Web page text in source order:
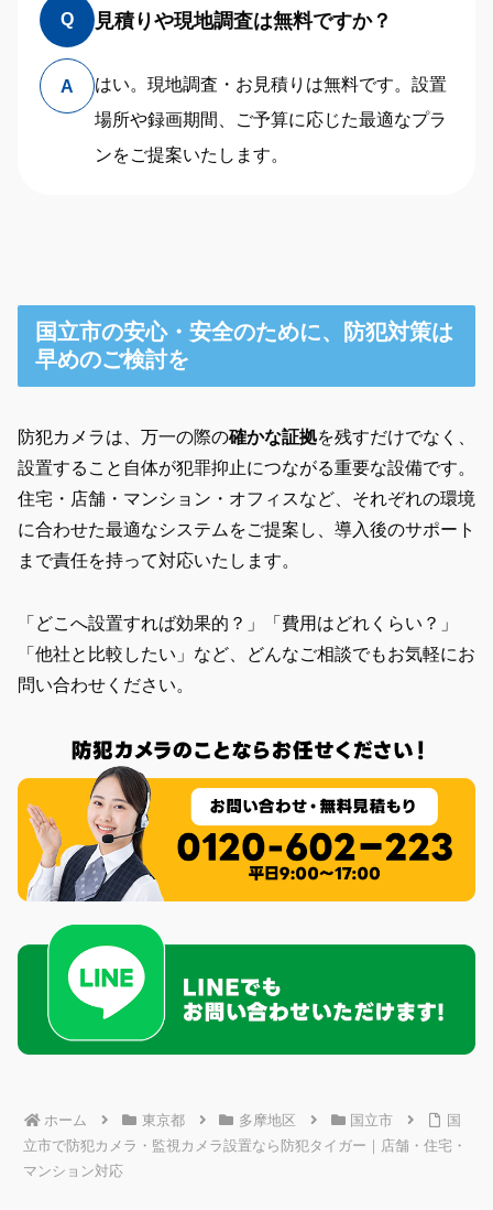
Q 見積りや現地調査は無料ですか？
A
はい。現地調査・お見積りは無料です。設置
場所や録画期間、ご予算に応じた最適なプラ
ンをご提案いたします。
国立市の安心・安全のために、防犯対策は
早めのご検討を
防犯カメラは、万一の際の確かな証拠を残すだけでなく、
設置すること自体が犯罪抑止につながる重要な設備です。
住宅・店舗・マンション・オフィスなど、それぞれの環境
に合わせた最適なシステムをご提案し、導入後のサポート
まで責任を持って対応いたします。
「どこへ設置すれば効果的？」「費用はどれくらい？」
「他社と比較したい」など、どんなご相談でもお気軽にお
問い合わせください。
ホーム 東京都 多摩地区 国立市
国
立市で防犯カメラ・監視カメラ設置なら防犯タイガー｜店舗・住宅・
マンション対応